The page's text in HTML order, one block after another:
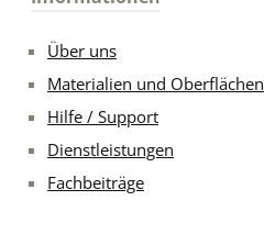
Über uns
Materialien und Oberflächen
Hilfe / Support
Dienstleistungen
Fachbeiträge